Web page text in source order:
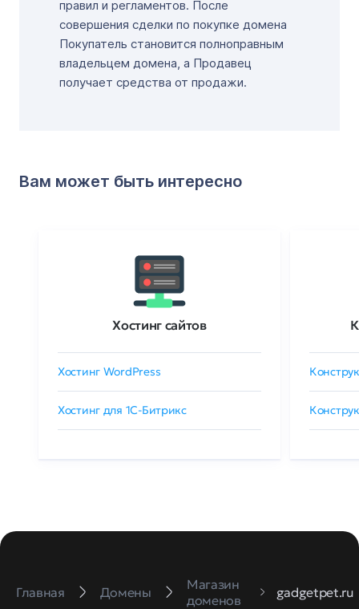
правил и регламентов. После
совершения сделки по покупке домена
Покупатель становится полноправным
владельцем домена, а Продавец
получает средства от продажи.
Вам может быть интересно
Хостинг сайтов
Хостинг WordPress
Хостинг для 1C-Битрикс
Главная Домены
Магазин
доменов
gadgetpet.ru